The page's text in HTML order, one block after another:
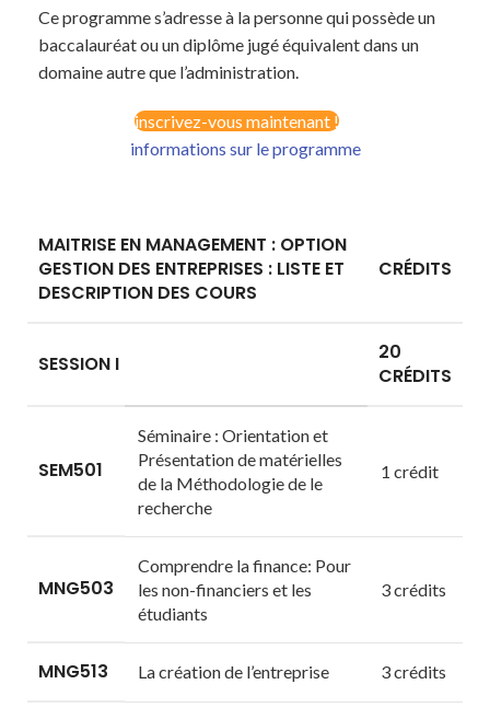
Ce programme s’adresse à la personne qui possède un
baccalauréat ou un diplôme jugé équivalent dans un
domaine autre que l’administration.
inscrivez-vous maintenant !
informations sur le programme
MAITRISE EN MANAGEMENT : OPTION
GESTION DES ENTREPRISES : LISTE ET
DESCRIPTION DES COURS
CRÉDITS
SESSION I
20
CRÉDITS
SEM501
Séminaire : Orientation et
Présentation de matérielles
de la Méthodologie de le
recherche
1 crédit
MNG503
Comprendre la finance: Pour
les non-financiers et les
étudiants
3 crédits
MNG513 La création de l’entreprise 3 crédits